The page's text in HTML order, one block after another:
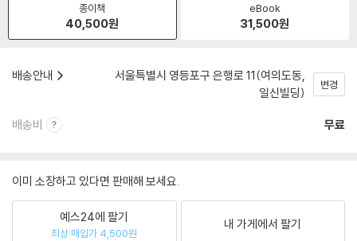
종이책
40,500원
eBook
31,500원
배송안내
서울특별시 영등포구 은행로 11(여의도동,
일신빌딩)
변경
배송비 무료
이미 소장하고 있다면 판매해 보세요.
예스24에 팔기
최상 매입가 4,500원
내 가게에서 팔기